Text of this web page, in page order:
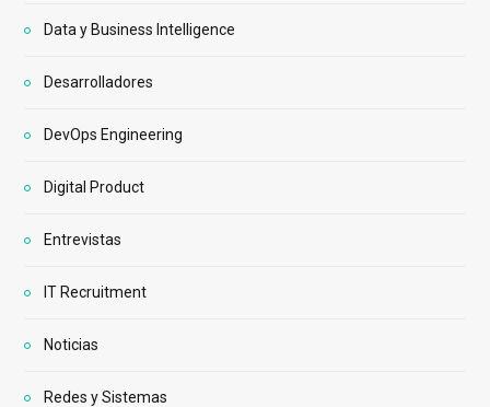
Data y Business Intelligence
Desarrolladores
DevOps Engineering
Digital Product
Entrevistas
IT Recruitment
Noticias
Redes y Sistemas